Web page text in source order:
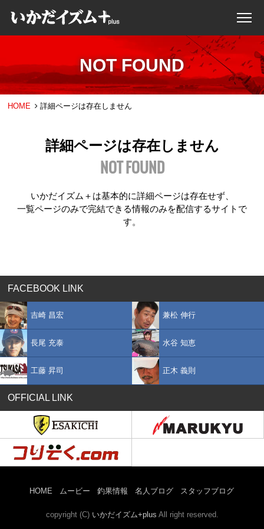
NOT FOUND
HOME 詳細ページは存在しません
詳細ページは存在しません
NOT FOUND
いかだイズム＋は基本的に詳細ページは存在せず、
一覧ページのみで完結できる情報のみを配信するサイトで
す。
FACEBOOK LINK
吉崎 昌宏 兼松 伸行
長尾 充泰 水谷 知恵
工藤 昇司 正木 義則
OFFICIAL LINK
HOME ムービー 釣果情報 名人ブログ スタッフブログ
copyright (C) いかだイズム+plus All right reserved.